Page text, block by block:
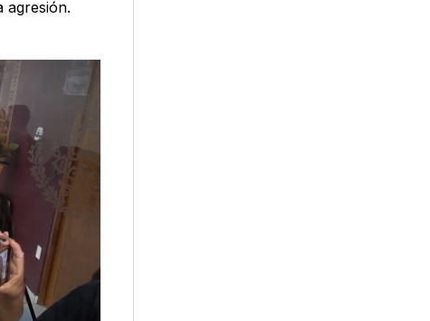
agresión.